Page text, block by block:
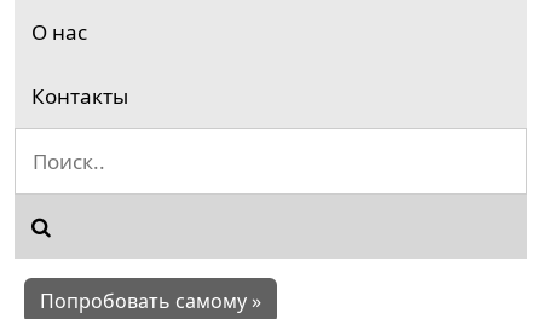
О нас
Контакты
Попробовать самому »